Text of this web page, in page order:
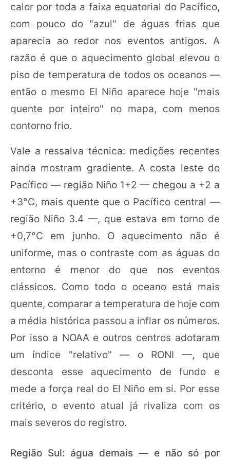
calor por toda a faixa equatorial do Pacífico,
com pouco do "azul" de águas frias que
aparecia ao redor nos eventos antigos. A
razão é que o aquecimento global elevou o
piso de temperatura de todos os oceanos —
então o mesmo El Niño aparece hoje "mais
quente por inteiro" no mapa, com menos
contorno frio.
Vale a ressalva técnica: medições recentes
ainda mostram gradiente. A costa leste do
Pacífico — região Niño 1+2 — chegou a +2 a
+3°C, mais quente que o Pacífico central —
região Niño 3.4 —, que estava em torno de
+0,7°C em junho. O aquecimento não é
uniforme, mas o contraste com as águas do
entorno é menor do que nos eventos
clássicos. Como todo o oceano está mais
quente, comparar a temperatura de hoje com
a média histórica passou a inflar os números.
Por isso a NOAA e outros centros adotaram
um índice "relativo" — o RONI —, que
desconta esse aquecimento de fundo e
mede a força real do El Niño em si. Por esse
critério, o evento atual já rivaliza com os
mais severos do registro.
Região Sul: água demais — e não só por